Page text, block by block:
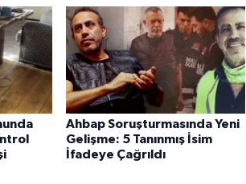
Ahbap Soruşturmasında Yeni
Gelişme: 5 Tanınmış İsim
İfadeye Çağrıldı